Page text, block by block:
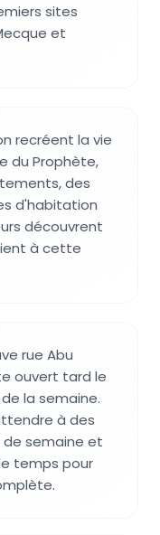
sites
et
recréent la vie
du Prophète,
des
d'habitation
découvrent
à cette
rue Abu
ouvert tard le
la semaine.
à des
de semaine et
temps pour